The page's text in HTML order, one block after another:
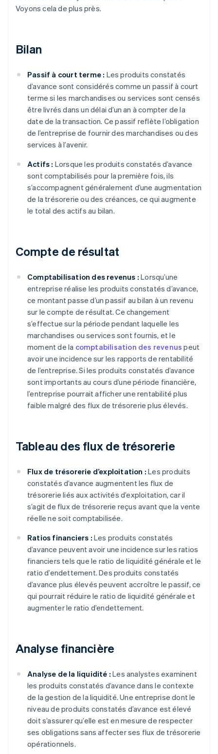
Voyons cela de plus près.
Bilan
Passif à court terme : Les produits constatés
d’avance sont considérés comme un passif à court
terme si les marchandises ou services sont censés
être livrés dans un délai d’un an à compter de la
date de la transaction. Ce passif reflète l’obligation
de l’entreprise de fournir des marchandises ou des
services à l’avenir.
Actifs : Lorsque les produits constatés d’avance
sont comptabilisés pour la première fois, ils
s’accompagnent généralement d’une augmentation
de la trésorerie ou des créances, ce qui augmente
le total des actifs au bilan.
Compte de résultat
Comptabilisation des revenus : Lorsqu’une
entreprise réalise les produits constatés d’avance,
ce montant passe d’un passif au bilan à un revenu
sur le compte de résultat. Ce changement
s’effectue sur la période pendant laquelle les
marchandises ou services sont fournis, et le
moment de la comptabilisation des revenus peut
avoir une incidence sur les rapports de rentabilité
de l’entreprise. Si les produits constatés d’avance
sont importants au cours d’une période financière,
l’entreprise pourrait afficher une rentabilité plus
faible malgré des flux de trésorerie plus élevés.
Tableau des flux de trésorerie
Flux de trésorerie d’exploitation : Les produits
constatés d’avance augmentent les flux de
trésorerie liés aux activités d’exploitation, car il
s’agit de flux de trésorerie reçus avant que la vente
réelle ne soit comptabilisée.
Ratios financiers : Les produits constatés
d’avance peuvent avoir une incidence sur les ratios
financiers tels que le ratio de liquidité générale et le
ratio d’endettement. Des produits constatés
d’avance plus élevés peuvent accroître le passif, ce
qui pourrait réduire le ratio de liquidité générale et
augmenter le ratio d’endettement.
Analyse financière
Analyse de la liquidité : Les analystes examinent
les produits constatés d’avance dans le contexte
de la gestion de la liquidité. Une entreprise dont le
niveau de produits constatés d’avance est élevé
doit s’assurer qu’elle est en mesure de respecter
ses obligations sans affecter ses flux de trésorerie
opérationnels.